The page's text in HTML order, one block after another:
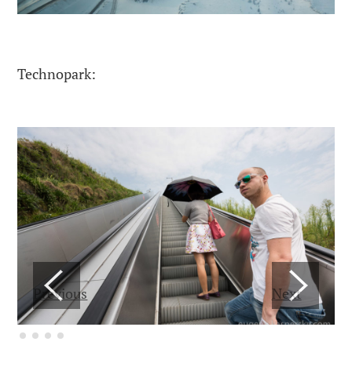
Technopark:
Previous Next